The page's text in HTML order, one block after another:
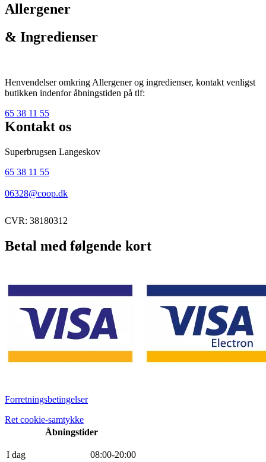
Allergener
& Ingredienser
Henvendelser omkring Allergener og ingredienser, kontakt venligst
butikken indenfor åbningstiden på tlf:
65 38 11 55
Kontakt os
Superbrugsen Langeskov
65 38 11 55
06328@coop.dk
CVR: 38180312
Betal med følgende kort
Forretningsbetingelser
Ret cookie-samtykke
Åbningstider
I dag 08:00-20:00